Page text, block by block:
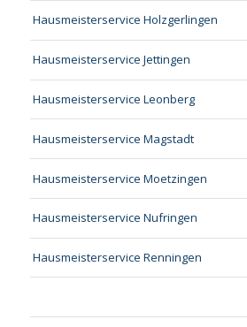
Hausmeisterservice Holzgerlingen
Hausmeisterservice Jettingen
Hausmeisterservice Leonberg
Hausmeisterservice Magstadt
Hausmeisterservice Moetzingen
Hausmeisterservice Nufringen
Hausmeisterservice Renningen